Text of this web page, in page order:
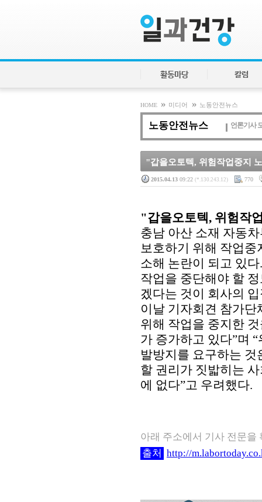
활동마당 칼럼
HOME » 미디어 » 노동안전뉴스
노동안전뉴스 언론기사
"갑을오토텍, 위험작업중지
2015.04.13 09:22 (*.130.243.12) 770
"갑을오토텍, 위험작
충남 아산 소재 자동
보호하기 위해 작업
소해 논란이 되고 있다.
작업을 중단해야 할
겠다는 것이 회사의
이날 기자회견 참가
위해 작업을 중지한
가 증가하고 있다”며
발방지를 요구하는 것
할 권리가 짓밟히는
에 없다”고 우려했다.
아래 주소에서 기사 전문을
출처 http://